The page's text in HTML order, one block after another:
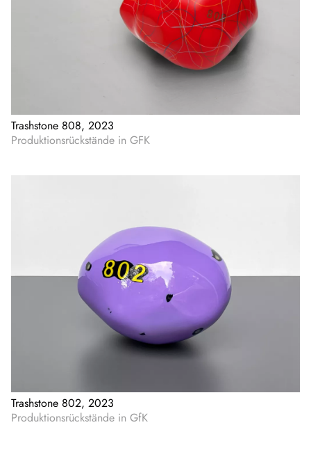
Trashstone 808, 2023
Produktionsrückstände in GFK
Trashstone 802, 2023
Produktionsrückstände in GfK